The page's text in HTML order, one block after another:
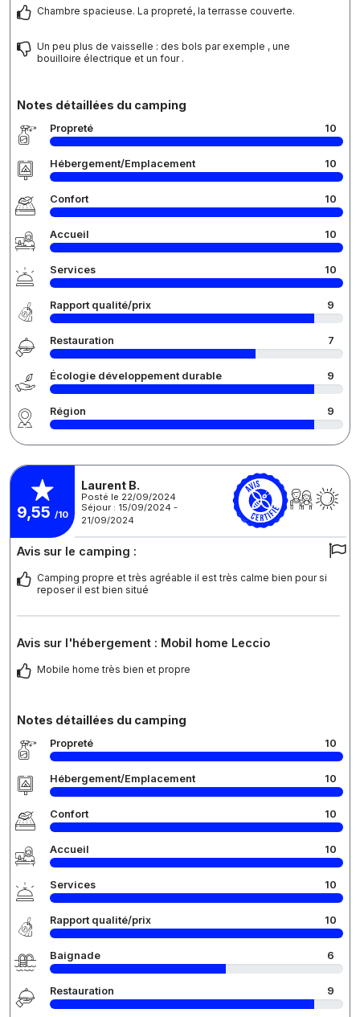
Chambre spacieuse. La propreté, la terrasse couverte.
Un peu plus de vaisselle : des bols par exemple , une
bouilloire électrique et un four .
Notes détaillées du camping
Propreté 10
Hébergement/Emplacement 10
Confort 10
Accueil 10
Services 10
Rapport qualité/prix 9
Restauration 7
Écologie développement durable 9
Région 9
9,55 /10
Laurent B.
Posté le 22/09/2024
Séjour : 15/09/2024 -
21/09/2024
Avis sur le camping :
Camping propre et très agréable il est très calme bien pour si
reposer il est bien situé
Avis sur l'hébergement : Mobil home Leccio
Mobile home très bien et propre
Notes détaillées du camping
Propreté 10
Hébergement/Emplacement 10
Confort 10
Accueil 10
Services 10
Rapport qualité/prix 10
Baignade 6
Restauration 9